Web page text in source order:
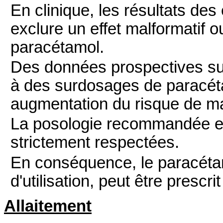
En clinique, les résultats
exclure un effet malformatif
paracétamol.
Des données prospectives
à des surdosages de
augmentation du risque de
La posologie recommandée
strictement respectées.
En conséquence, le
d'utilisation, peut être
Allaitement